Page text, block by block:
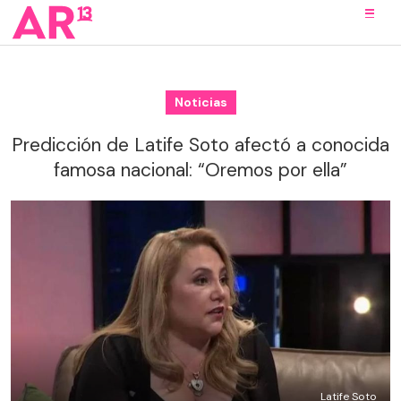
Noticias
Predicción de Latife Soto afectó a conocida
famosa nacional: “Oremos por ella”
Latife Soto